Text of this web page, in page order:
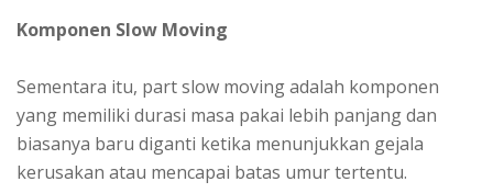
Komponen Slow Moving
Sementara itu, part slow moving adalah komponen
yang memiliki durasi masa pakai lebih panjang dan
biasanya baru diganti ketika menunjukkan gejala
kerusakan atau mencapai batas umur tertentu.